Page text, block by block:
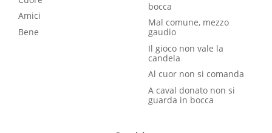
Amici
Bene
bocca
Mal comune, mezzo
gaudio
Il gioco non vale la
candela
Al cuor non si comanda
A caval donato non si
guarda in bocca